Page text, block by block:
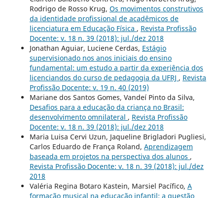
Rodrigo de Rosso Krug, Os movimentos construtivos
da identidade profissional de acadêmicos de
licenciatura em Educação Física , Revista Profissão
Docente: v. 18 n. 39 (2018): jul./dez 2018
Jonathan Aguiar, Luciene Cerdas, Estágio
supervisionado nos anos iniciais do ensino
fundamental: um estudo a partir da experiência dos
licenciandos do curso de pedagogia da UFRJ , Revista
Profissão Docente: v. 19 n. 40 (2019)
Mariane dos Santos Gomes, Vandeí Pinto da Silva,
Desafios para a educação da criança no Brasil:
desenvolvimento omnilateral , Revista Profissão
Docente: v. 18 n. 39 (2018): jul./dez 2018
Maria Luisa Cervi Uzun, Jaqueline Brigladori Pugliesi,
Carlos Eduardo de França Roland, Aprendizagem
baseada em projetos na perspectiva dos alunos ,
Revista Profissão Docente: v. 18 n. 39 (2018): jul./dez
2018
Valéria Regina Botaro Kastein, Marsiel Pacífico, A
formação musical na educação infantil: a questão